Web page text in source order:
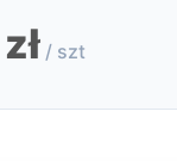
/ szt